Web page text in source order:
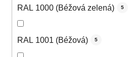
RAL 1000 (Béžová zelená) 5
RAL 1001 (Béžová) 5